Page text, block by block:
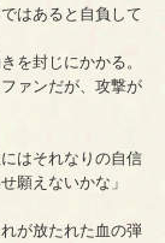
はあると自負して
を封じにかかる。
ァンだが、攻撃が
はそれなりの自信
願えないかな」
が放たれた血の弾